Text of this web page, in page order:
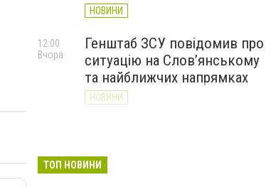
НОВИНИ
Генштаб ЗСУ повідомив про
ситуацію на Слов’янському
та найближчих напрямках
НОВИНИ
12:00
Вчора
великої війни: 7 серпня
ТОП НОВИНИ